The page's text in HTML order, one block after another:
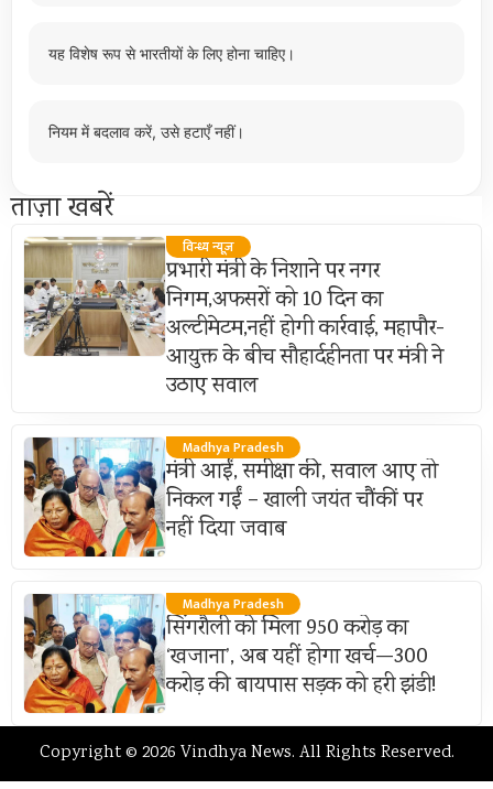
यह विशेष रूप से भारतीयों के लिए होना चाहिए।
नियम में बदलाव करें, उसे हटाएँ नहीं।
ताज़ा खबरें
विन्ध्य न्यूज़
प्रभारी मंत्री के निशाने पर नगर
निगम,अफसरों को 10 दिन का
अल्टीमेटम,नहीं होगी कार्रवाई, महापौर-
आयुक्त के बीच सौहार्दहीनता पर मंत्री ने
उठाए सवाल
Madhya Pradesh
मंत्री आईं, समीक्षा की, सवाल आए तो
निकल गईं – खाली जयंत चौंकीं पर
नहीं दिया जवाब
Madhya Pradesh
सिंगरौली को मिला 950 करोड़ का
‘खजाना’, अब यहीं होगा खर्च—300
करोड़ की बायपास सड़क को हरी झंडी!
Copyright © 2026 Vindhya News. All Rights Reserved.